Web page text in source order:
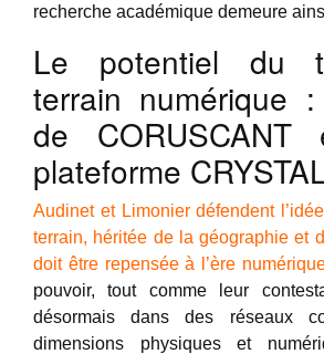
recherche académique demeure
Le potentiel du
terrain numérique :
de
plateforme
Audinet et Limonier défendent
terrain, héritée de la géographie et
doit être repensée à l’ère
pouvoir, tout comme leur
désormais dans des réseaux
dimensions physiques et